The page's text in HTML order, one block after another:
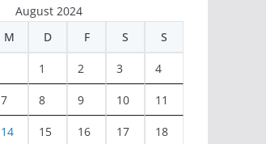
August 2024
M D F S S
1 2 3 4
7 8 9 10 11
14 15 16 17 18